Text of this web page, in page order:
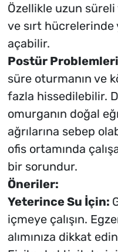
Özellikle uzun
ve sırt
açabilir.
Postür Problemleri
süre oturmanın ve
fazla hissedilebilir.
omurganın doğal
ağrılarına sebep
ofis ortamında
bir sorundur.
Öneriler:
Yeterince Su İçin:
içmeye çalışın.
alımınıza dikkat